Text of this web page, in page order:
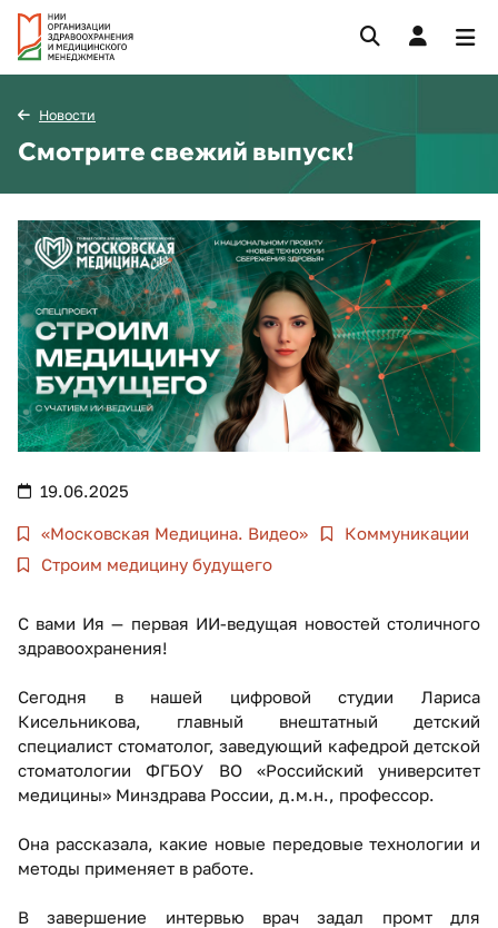
Новости
Смотрите свежий выпуск!
19.06.2025
«Московская Медицина. Видео»
Коммуникации
Строим медицину будущего
С вами Ия — первая ИИ-ведущая новостей столичного
здравоохранения!
Сегодня в нашей цифровой студии Лариса
Кисельникова, главный внештатный детский
специалист стоматолог, заведующий кафедрой детской
стоматологии ФГБОУ ВО «Российский университет
медицины» Минздрава России, д.м.н., профессор.
Она рассказала, какие новые передовые технологии и
методы применяет в работе.
В завершение интервью врач задал промт для